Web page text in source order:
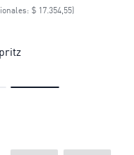
running Essentials
$ 17.354,55)